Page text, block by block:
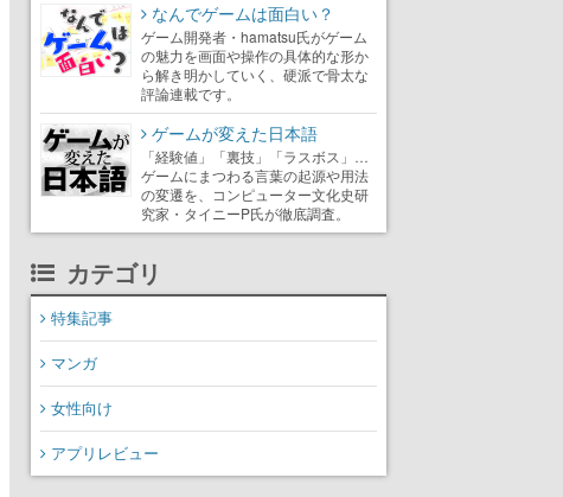
なんでゲームは面白い？
ゲーム開発者・hamatsu氏がゲーム
の魅力を画面や操作の具体的な形か
ら解き明かしていく、硬派で骨太な
評論連載です。
ゲームが変えた日本語
「経験値」「裏技」「ラスボス」…
ゲームにまつわる言葉の起源や用法
の変遷を、コンピューター文化史研
究家・タイニーP氏が徹底調査。
カテゴリ
特集記事
マンガ
女性向け
アプリレビュー